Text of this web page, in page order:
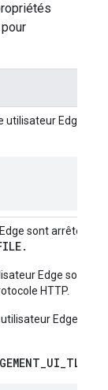
Edge.
sont arrêtées
Edge sont
HTTP.
Edge doit